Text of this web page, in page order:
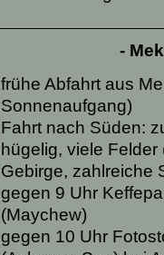
-
frühe Abfahrt aus
Sonnenaufgang)
Fahrt nach Süden:
hügelig, viele Felder
Gebirge, zahlreiche
gegen 9 Uhr
(Maychew)
gegen 10 Uhr